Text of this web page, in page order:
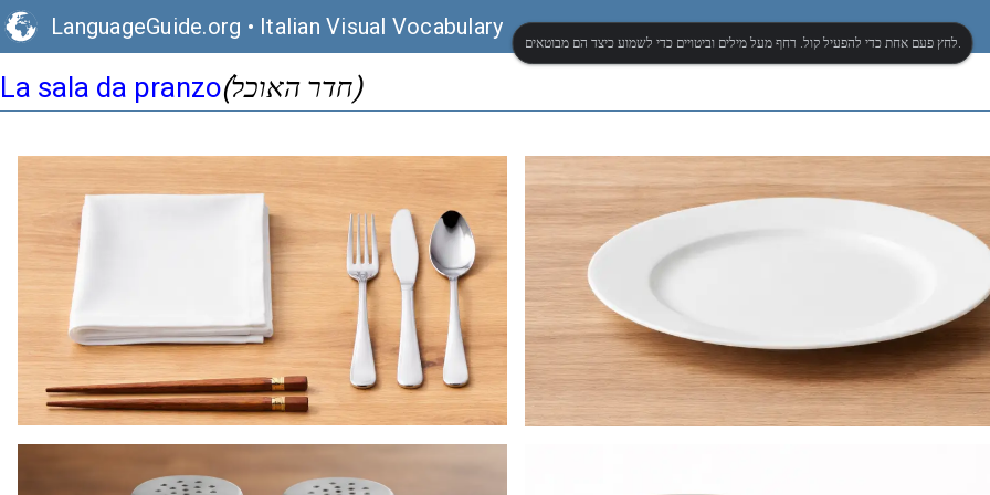
LanguageGuide.org • Italian Visual Vocabulary
La sala da pranzo (חדר האוכל)
לחץ פעם אחת כדי להפעיל קול. רחף מעל מילים וביטויים כדי לשמוע כיצד הם מבוטאים.